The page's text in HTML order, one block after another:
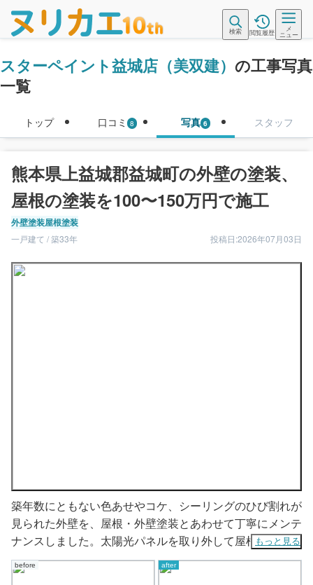
検索 閲覧履歴
メ
ニュー
スターペイント益城店（美双建） の工事写真
一覧
トップ 口コミ 8 写真 6 スタッフ
熊本県上益城郡益城町の外壁の塗装、
屋根の塗装を100〜150万円で施工
外壁塗装屋根塗装
一戸建て / 築33年 投稿日:2026年07月03日
築年数にともない色あせやコケ、シーリングのひび割れが
見られた外壁を、屋根・外壁塗装とあわせて丁寧にメンテ
ナンスしました。太陽光パネルを取り外して屋根全体を
しっかり塗装し、普段は見えない部分まで施工を実施。あ
わせて架台まわりの点検も行い、将来的な雨漏れリスクの
もっと見る
before after